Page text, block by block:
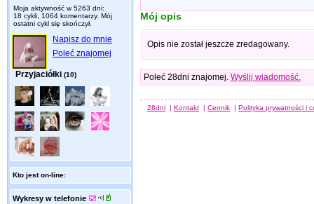
Moja aktywność w 5263 dni:
18 cykli, 1064 komentarzy. Mój
ostatni cykl się skończył.
Napisz do mnie
Poleć znajomej
Przyjaciółki (10)
Kto jest on-line:
Wykresy w telefonie
Mój opis
Opis nie został jeszcze zredagowany.
Poleć 28dni znajomej. Wyślij wiadomość.
28dni | Kontakt | Cennik | Polityka prywatności i